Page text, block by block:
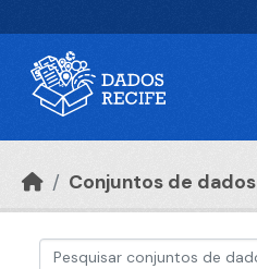
Conjuntos de dados